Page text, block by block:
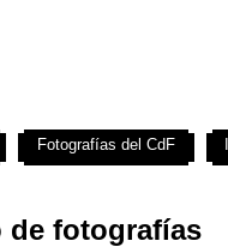
de fotografías
Fotografías del CdF